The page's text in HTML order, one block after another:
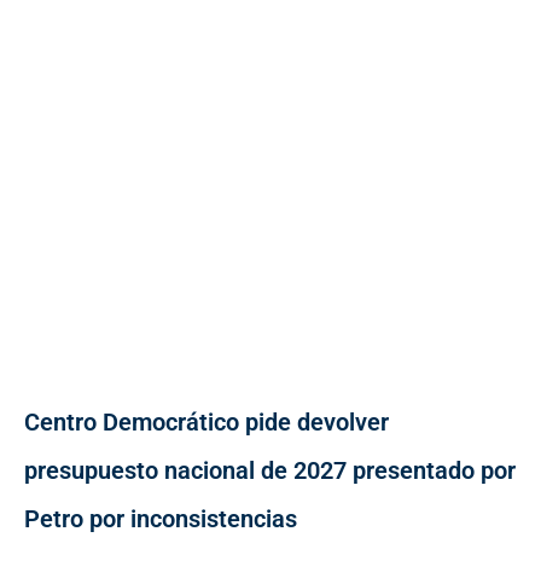
Centro Democrático pide devolver
presupuesto nacional de 2027 presentado por
Petro por inconsistencias